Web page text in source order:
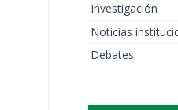
Investigación
Noticias
Debates